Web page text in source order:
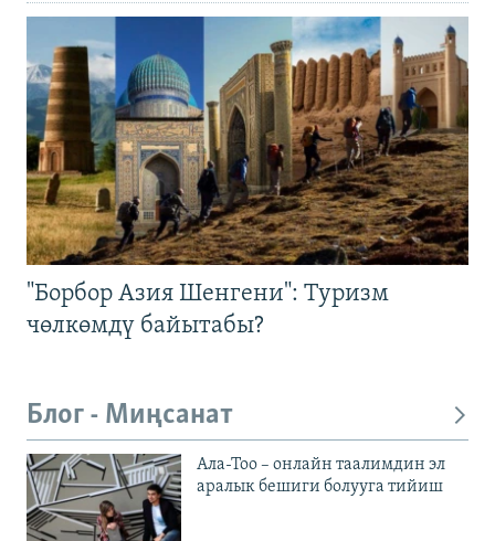
"Борбор Азия Шенгени": Туризм
чөлкөмдү байытабы?
Блог - Миңсанат
Ала-Тоо – онлайн таалимдин эл
аралык бешиги болууга тийиш